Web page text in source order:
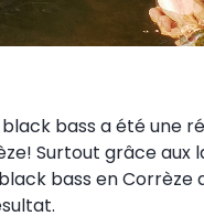
black bass a été une
Surtout grâce aux
bass en Corrèze